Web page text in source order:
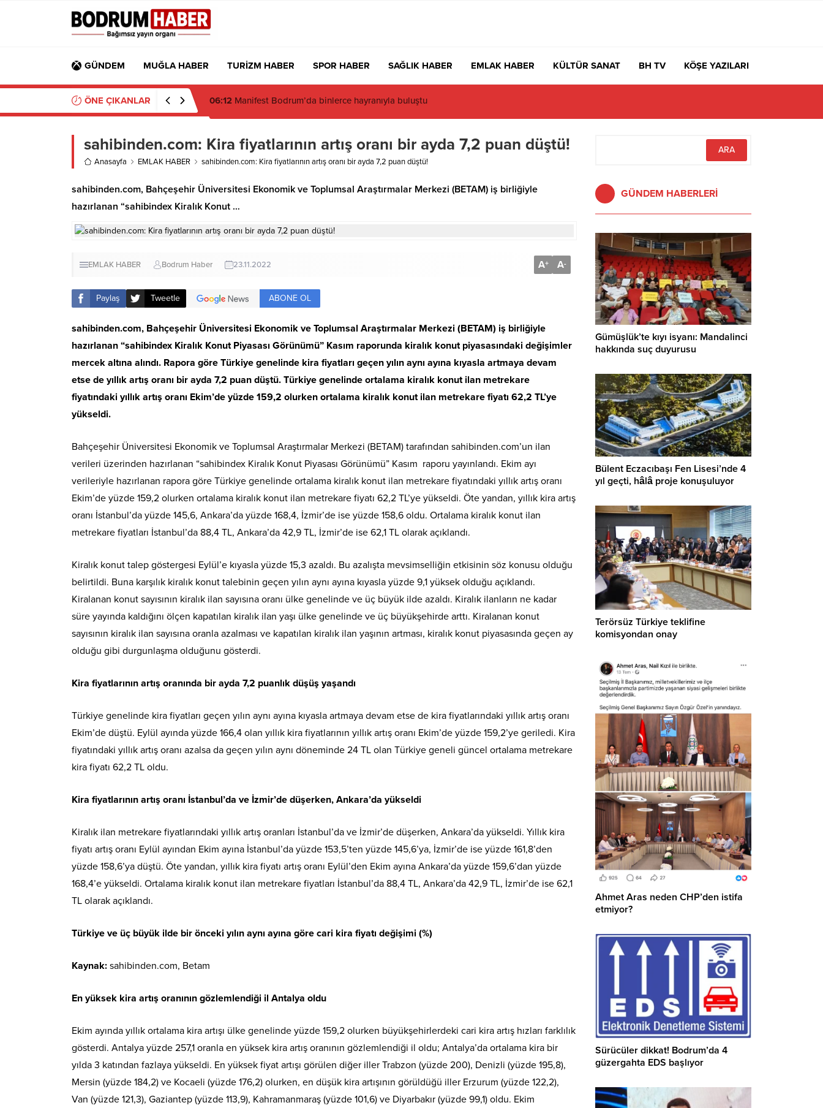
GÜNDEM MUĞLA HABER TURİZM HABER SPOR HABER SAĞLIK HABER EMLAK HABER KÜLTÜR SANAT BH TV KÖŞE YAZILARI
ÖNE ÇIKANLAR 16:19Gümüşlük’te kıyı isyanı: Mandalinci hakkında suç duyurusu
sahibinden.com: Kira fiyatlarının artış oranı bir ayda 7,2 puan düştü!
Anasayfa EMLAK HABER sahibinden.com: Kira fiyatlarının artış oranı bir ayda 7,2 puan düştü!
sahibinden.com, Bahçeşehir Üniversitesi Ekonomik ve Toplumsal Araştırmalar Merkezi (BETAM) iş birliğiyle
hazırlanan “sahibindex Kiralık Konut …
EMLAK HABER Bodrum Haber 23.11.2022 A+ A-
Paylaş Tweetle ABONE OL
sahibinden.com, Bahçeşehir Üniversitesi Ekonomik ve Toplumsal Araştırmalar Merkezi (BETAM) iş birliğiyle
hazırlanan “sahibindex Kiralık Konut Piyasası Görünümü” Kasım raporunda kiralık konut piyasasındaki değişimler
mercek altına alındı. Rapora göre Türkiye genelinde kira fiyatları geçen yılın aynı ayına kıyasla artmaya devam
etse de yıllık artış oranı bir ayda 7,2 puan düştü. Türkiye genelinde ortalama kiralık konut ilan metrekare
fiyatındaki yıllık artış oranı Ekim’de yüzde 159,2 olurken ortalama kiralık konut ilan metrekare fiyatı 62,2 TL’ye
yükseldi.
Bahçeşehir Üniversitesi Ekonomik ve Toplumsal Araştırmalar Merkezi (BETAM) tarafından sahibinden.com’un ilan
verileri üzerinden hazırlanan “sahibindex Kiralık Konut Piyasası Görünümü” Kasım raporu yayınlandı. Ekim ayı
verileriyle hazırlanan rapora göre Türkiye genelinde ortalama kiralık konut ilan metrekare fiyatındaki yıllık artış oranı
Ekim’de yüzde 159,2 olurken ortalama kiralık konut ilan metrekare fiyatı 62,2 TL’ye yükseldi. Öte yandan, yıllık kira artış
oranı İstanbul’da yüzde 145,6, Ankara’da yüzde 168,4, İzmir’de ise yüzde 158,6 oldu. Ortalama kiralık konut ilan
metrekare fiyatları İstanbul’da 88,4 TL, Ankara’da 42,9 TL, İzmir’de ise 62,1 TL olarak açıklandı.
Kiralık konut talep göstergesi Eylül’e kıyasla yüzde 15,3 azaldı. Bu azalışta mevsimselliğin etkisinin söz konusu olduğu
belirtildi. Buna karşılık kiralık konut talebinin geçen yılın aynı ayına kıyasla yüzde 9,1 yüksek olduğu açıklandı.
Kiralanan konut sayısının kiralık ilan sayısına oranı ülke genelinde ve üç büyük ilde azaldı. Kiralık ilanların ne kadar
süre yayında kaldığını ölçen kapatılan kiralık ilan yaşı ülke genelinde ve üç büyükşehirde arttı. Kiralanan konut
sayısının kiralık ilan sayısına oranla azalması ve kapatılan kiralık ilan yaşının artması, kiralık konut piyasasında geçen ay
olduğu gibi durgunlaşma olduğunu gösterdi.
Kira fiyatlarının artış oranında bir ayda 7,2 puanlık düşüş yaşandı
Türkiye genelinde kira fiyatları geçen yılın aynı ayına kıyasla artmaya devam etse de kira fiyatlarındaki yıllık artış oranı
Ekim’de düştü. Eylül ayında yüzde 166,4 olan yıllık kira fiyatlarının yıllık artış oranı Ekim’de yüzde 159,2’ye geriledi. Kira
fiyatındaki yıllık artış oranı azalsa da geçen yılın aynı döneminde 24 TL olan Türkiye geneli güncel ortalama metrekare
kira fiyatı 62,2 TL oldu.
Kira fiyatlarının artış oranı İstanbul’da ve İzmir’de düşerken, Ankara’da yükseldi
Kiralık ilan metrekare fiyatlarındaki yıllık artış oranları İstanbul’da ve İzmir’de düşerken, Ankara’da yükseldi. Yıllık kira
fiyatı artış oranı Eylül ayından Ekim ayına İstanbul’da yüzde 153,5’ten yüzde 145,6’ya, İzmir’de ise yüzde 161,8’den
yüzde 158,6’ya düştü. Öte yandan, yıllık kira fiyatı artış oranı Eylül’den Ekim ayına Ankara’da yüzde 159,6’dan yüzde
168,4’e yükseldi. Ortalama kiralık konut ilan metrekare fiyatları İstanbul’da 88,4 TL, Ankara’da 42,9 TL, İzmir’de ise 62,1
TL olarak açıklandı.
Türkiye ve üç büyük ilde bir önceki yılın aynı ayına göre cari kira fiyatı değişimi (%)
Kaynak: sahibinden.com, Betam
En yüksek kira artış oranının gözlemlendiği il Antalya oldu
Ekim ayında yıllık ortalama kira artışı ülke genelinde yüzde 159,2 olurken büyükşehirlerdeki cari kira artış hızları farklılık
gösterdi. Antalya yüzde 257,1 oranla en yüksek kira artış oranının gözlemlendiği il oldu; Antalya’da ortalama kira bir
yılda 3 katından fazlaya yükseldi. En yüksek fiyat artışı görülen diğer iller Trabzon (yüzde 200), Denizli (yüzde 195,8),
Mersin (yüzde 184,2) ve Kocaeli (yüzde 176,2) olurken, en düşük kira artışının görüldüğü iller Erzurum (yüzde 122,2),
Van (yüzde 121,3), Gaziantep (yüzde 113,9), Kahramanmaraş (yüzde 101,6) ve Diyarbakır (yüzde 99,1) oldu. Ekim
GÜNDEM HABERLERİ
Gümüşlük’te kıyı isyanı: Mandalinci
hakkında suç duyurusu
Bülent Eczacıbaşı Fen Lisesi’nde 4
yıl geçti, hâlâ proje konuşuluyor
Terörsüz Türkiye teklifine
komisyondan onay
Ahmet Aras neden CHP’den istifa
etmiyor?
Sürücüler dikkat! Bodrum’da 4
güzergahta EDS başlıyor